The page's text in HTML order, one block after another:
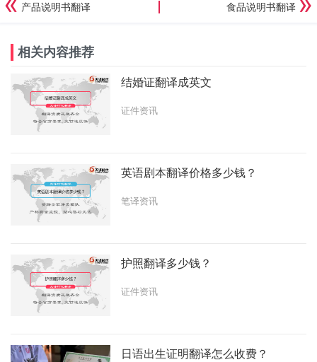
产品说明书翻译 食品说明书翻译
相关内容推荐
结婚证翻译成英文
证件资讯
英语剧本翻译价格多少钱？
笔译资讯
护照翻译多少钱？
证件资讯
日语出生证明翻译怎么收费？